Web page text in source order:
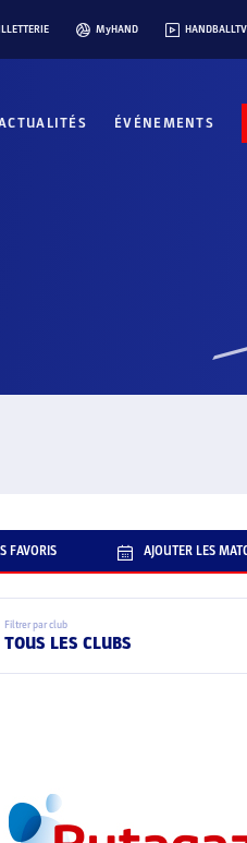
MyHAND HANDBALLTV
ÉVÉNEMENTS
FAVORIS AJOUTER LES
Filtrer par club
TOUS LES CLUBS